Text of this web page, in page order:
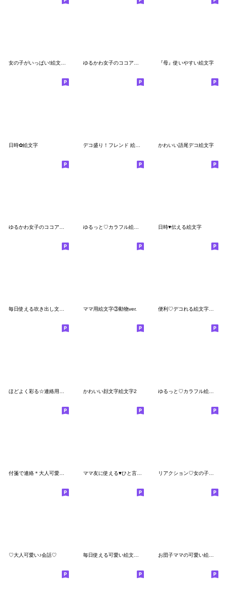
女の子がいっぱい!絵文字［ショートボブ2］ ゆるかわ女子のココアちゃん2 『母』使いやすい絵文字
日時✿絵文字 かわいい語尾デコ絵文字
日時♥伝える絵文字
毎日使える吹き出し文字 40個セット ママ用絵文字③動物ver. 便利♡デコれる絵文字【詰め合わせ】
かわいい顔文字絵文字2 ゆるっと♡カラフル絵文字①
リアクション♡女の子絵文字④
♡大人可愛い♪会話♡ 毎日使える可愛い絵文字４ お団子ママの可愛い絵文字